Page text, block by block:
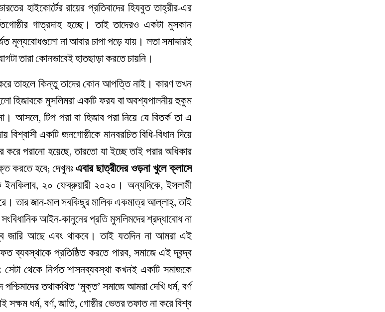
হাইকোর্টের রায়ের প্রতিবাদের হিযবুত তাহ্‌রীর-এর
গাত্রদাহ হচ্ছে। তাই তাদেরও একটা মুসকান
মূল্যবোধগুলো না আবার চাপা পড়ে যায়। লতা সমাদ্দারই
তারা কোনভাবেই হাতছাড়া করতে চায়নি।
করে তাহলে কিন্তু তাদের কোন আপত্তি নাই। কারণ তখন
হিজাবকে মুসলিমরা একটি ফরয বা অবশ্যপালনীয় হুকুম
আসলে, টিপ পরা বা হিজাব পরা নিয়ে যে বিতর্ক তা এ
একটি জনগোষ্ঠীকে মানবরচিত বিধি-বিধান দিয়ে
করে পরানো হয়েছে, তারতো যা ইচ্ছে তাই পরার অধিকার
করতে হবে; দেখুনঃএবার ছাত্রীদের ওড়না খুলে ক্লাসে
ইনকিলাব, ২০ ফেব্রুয়ারী ২০২০। অন্যদিকে, ইসলামী
তার জান-মাল সবকিছুর মালিক একমাত্র আল্লাহ্‌, তাই
আইন-কানুনের প্রতি মুসলিমদের শ্রদ্ধাবোধ না
জারি আছে এবং থাকবে। তাই যতদিন না আমরা এই
ব্যবস্থাকে প্রতিষ্ঠিত করতে পারব, সমাজে এই দ্বন্দ্ব
সেটা থেকে নির্গত শাসনব্যবস্থা কখনই একটি সমাজকে
তথাকথিত ‘মুক্ত’ সমাজে আমরা দেখি ধর্ম, বর্ণ
ধর্ম, বর্ণ, জাতি, গোষ্ঠীর ভেতর তফাত না করে বিশ্ব